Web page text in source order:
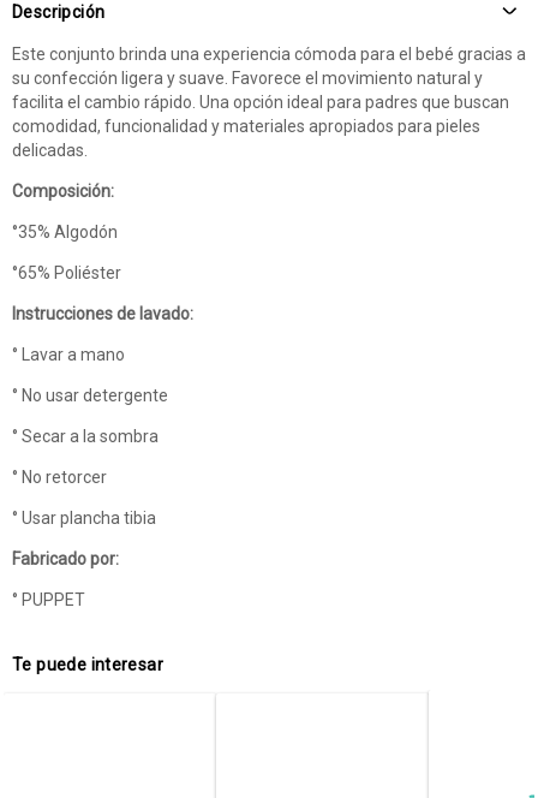
Descripción
Este conjunto brinda una experiencia cómoda para el bebé gracias a
su confección ligera y suave. Favorece el movimiento natural y
facilita el cambio rápido. Una opción ideal para padres que buscan
comodidad, funcionalidad y materiales apropiados para pieles
delicadas.
Composición:
°35% Algodón
°65% Poliéster
Instrucciones de lavado:
° Lavar a mano
° No usar detergente
° Secar a la sombra
° No retorcer
° Usar plancha tibia
Fabricado por:
° PUPPET
Te puede interesar